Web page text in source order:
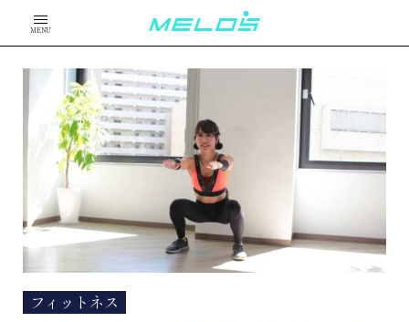
MENU
フィットネス